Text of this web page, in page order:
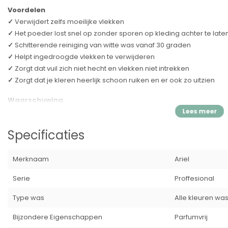
Voordelen
✓ Verwijdert zelfs moeilijke vlekken
✓ Het poeder lost snel op zonder sporen op kleding achter te
✓ Schitterende reiniging van witte was vanaf 30 graden
✓ Helpt ingedroogde vlekken te verwijderen
✓ Zorgt dat vuil zich niet hecht en vlekken niet intrekken
✓ Zorgt dat je kleren heerlijk schoon ruiken en er ook zo uitzien
Waarschuwing
XSchadelijk voor in het water levende organismen, met
Bij contact met de ogen, voorzichtig afspoelen met water
Bij contact met de huid, met veel water wassen.
Na inslikken, de mond spoelen. GEEN braken opwekken.
Hoe doseer je waspoeder?
Specificaties
Merknaam
Ariel
Serie
Proffesional
Type was
Alle kleuren was
Bijzondere Eigenschappen
Parfumvrij